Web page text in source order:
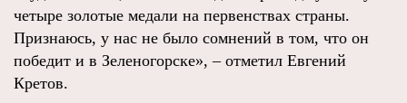
четыре золотые медали на первенствах страны.
Признаюсь, у нас не было сомнений в том, что он
победит и в Зеленогорске», – отметил Евгений
Кретов.